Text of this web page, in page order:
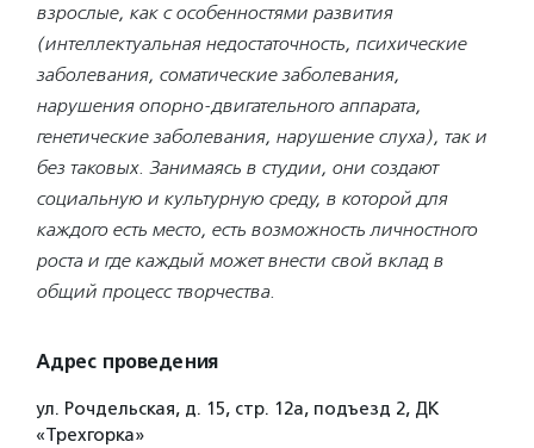
взрослые, как с особенностями развития
(интеллектуальная недостаточность, психические
заболевания, соматические заболевания,
нарушения опорно-двигательного аппарата,
генетические заболевания, нарушение слуха), так и
без таковых. Занимаясь в студии, они создают
социальную и культурную среду, в которой для
каждого есть место, есть возможность личностного
роста и где каждый может внести свой вклад в
общий процесс творчества.
Адрес проведения
ул. Рочдельская, д. 15, стр. 12а, подъезд 2, ДК
«Трехгорка»